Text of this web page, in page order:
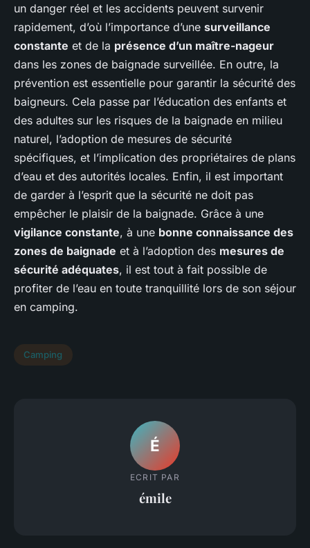
un danger réel et les accidents peuvent survenir
rapidement, d’où l’importance d’une surveillance
constante et de la présence d’un maître-nageur
dans les zones de baignade surveillée. En outre, la
prévention est essentielle pour garantir la sécurité des
baigneurs. Cela passe par l’éducation des enfants et
des adultes sur les risques de la baignade en milieu
naturel, l’adoption de mesures de sécurité
spécifiques, et l’implication des propriétaires de plans
d’eau et des autorités locales. Enfin, il est important
de garder à l’esprit que la sécurité ne doit pas
empêcher le plaisir de la baignade. Grâce à une
vigilance constante, à une bonne connaissance des
zones de baignade et à l’adoption des mesures de
sécurité adéquates, il est tout à fait possible de
profiter de l’eau en toute tranquillité lors de son séjour
en camping.
Camping
É
ECRIT PAR
émile